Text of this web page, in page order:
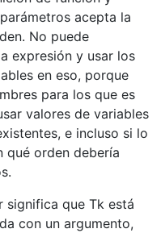
acepta la
No puede
expresión y usar los
en eso, porque
para los que es
valores de variables
e incluso si lo
qué orden debería
significa que Tk está
con un argumento,